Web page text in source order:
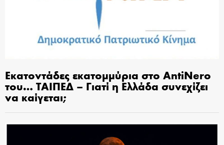
Εκατοντάδες εκατομμύρια στο AntiNero
του… ΤΑΙΠΕΔ – Γιατί η Ελλάδα συνεχίζει
να καίγεται;